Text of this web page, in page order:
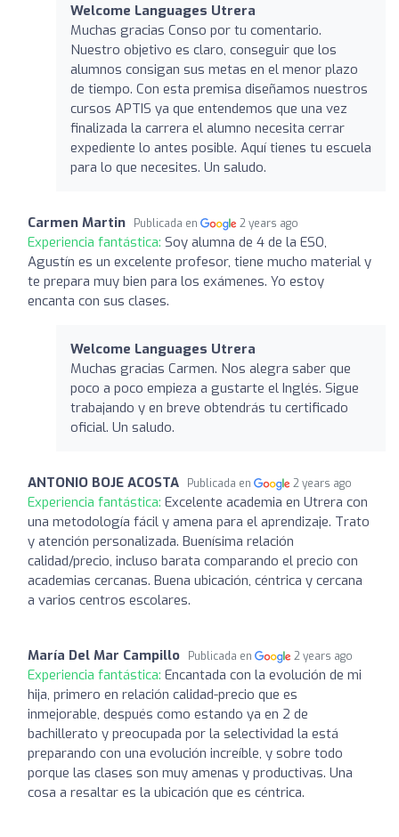
Welcome Languages Utrera
Muchas gracias Conso por tu comentario.
Nuestro objetivo es claro, conseguir que los
alumnos consigan sus metas en el menor plazo
de tiempo. Con esta premisa diseñamos nuestros
cursos APTIS ya que entendemos que una vez
finalizada la carrera el alumno necesita cerrar
expediente lo antes posible. Aquí tienes tu escuela
para lo que necesites. Un saludo.
Carmen Martin Publicada en 2 years ago
Experiencia fantástica: Soy alumna de 4 de la ESO,
Agustín es un excelente profesor, tiene mucho material y
te prepara muy bien para los exámenes. Yo estoy
encanta con sus clases.
Welcome Languages Utrera
Muchas gracias Carmen. Nos alegra saber que
poco a poco empieza a gustarte el Inglés. Sigue
trabajando y en breve obtendrás tu certificado
oficial. Un saludo.
ANTONIO BOJE ACOSTA Publicada en 2 years ago
Experiencia fantástica: Excelente academia en Utrera con
una metodología fácil y amena para el aprendizaje. Trato
y atención personalizada. Buenísima relación
calidad/precio, incluso barata comparando el precio con
academias cercanas. Buena ubicación, céntrica y cercana
a varios centros escolares.
María Del Mar Campillo Publicada en 2 years ago
Experiencia fantástica: Encantada con la evolución de mi
hija, primero en relación calidad-precio que es
inmejorable, después como estando ya en 2 de
bachillerato y preocupada por la selectividad la está
preparando con una evolución increíble, y sobre todo
porque las clases son muy amenas y productivas. Una
cosa a resaltar es la ubicación que es céntrica.